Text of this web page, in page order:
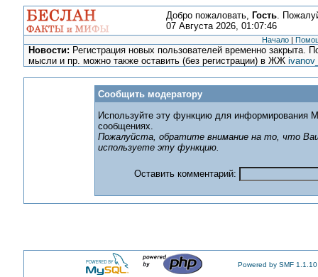
Добро пожаловать, Гость.
07 Августа 2026, 01:07:46
Начало |
Новости: Регистрация новых пользователей временно закрыта.
мысли и пр. можно также оставить (без регистрации) в ЖЖ
Сообщить модератору
Используйте эту функцию для информирования
сообщениях.
Пожалуйста, обратите внимание на то, что
используете эту функцию.
Оставить комментарий:
Powered by SMF 1.1.10